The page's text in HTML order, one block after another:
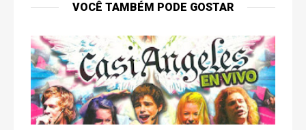
VOCÊ TAMBÉM PODE GOSTAR